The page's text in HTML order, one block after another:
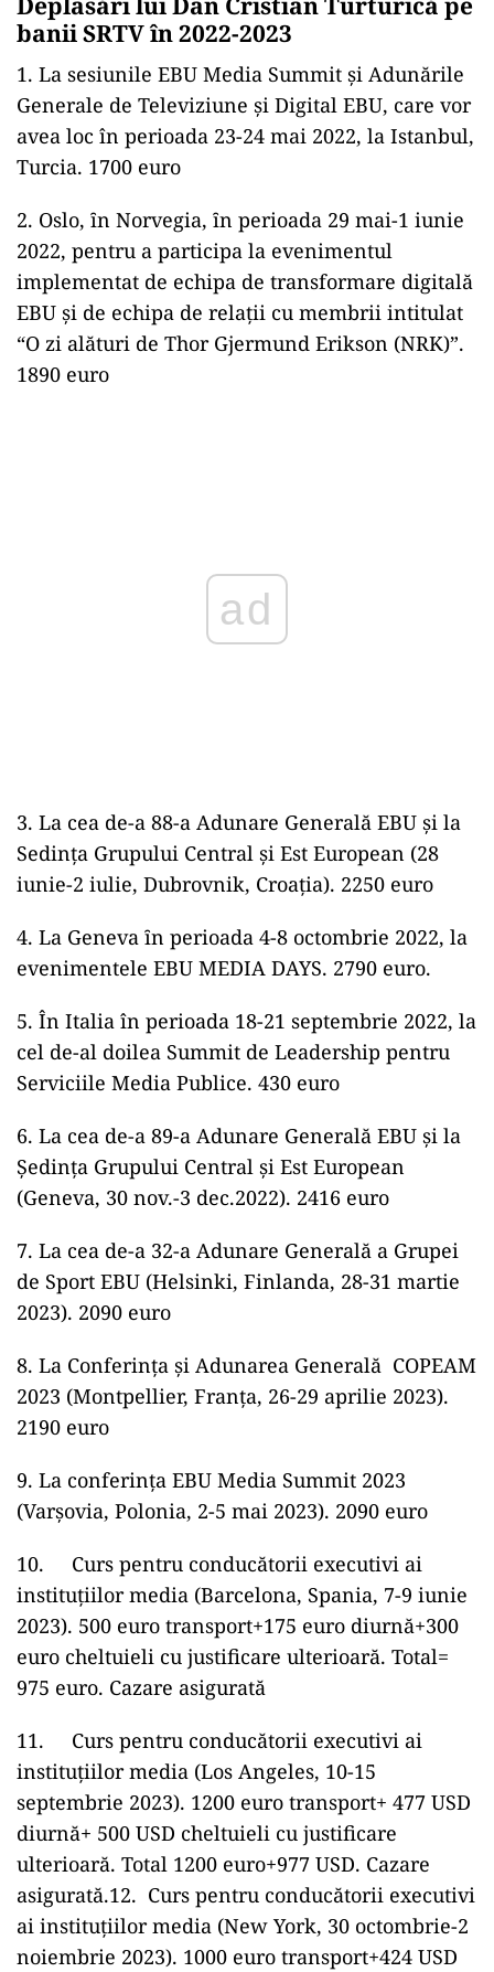
banii SRTV în 2022-2023
1. La sesiunile EBU Media Summit și Adunările
Generale de Televiziune și Digital EBU, care vor
avea loc în perioada 23-24 mai 2022, la Istanbul,
Turcia. 1700 euro
2. Oslo, ȋn Norvegia, ȋn perioada 29 mai-1 iunie
2022, pentru a participa la evenimentul
implementat de echipa de transformare digitală
EBU şi de echipa de relații cu membrii intitulat
“O zi alături de Thor Gjermund Erikson (NRK)”.
1890 euro
ad
3. La cea de-a 88-a Adunare Generală EBU şi la
Sedinţa Grupului Central şi Est European (28
iunie-2 iulie, Dubrovnik, Croaţia). 2250 euro
4. La Geneva ȋn perioada 4-8 octombrie 2022, la
evenimentele EBU MEDIA DAYS. 2790 euro.
5. În Italia în perioada 18-21 septembrie 2022, la
cel de-al doilea Summit de Leadership pentru
Serviciile Media Publice. 430 euro
6. La cea de-a 89-a Adunare Generală EBU şi la
Şedinţa Grupului Central şi Est European
(Geneva, 30 nov.-3 dec.2022). 2416 euro
7. La cea de-a 32-a Adunare Generală a Grupei
de Sport EBU (Helsinki, Finlanda, 28-31 martie
2023). 2090 euro
8. La Conferinţa şi Adunarea Generală COPEAM
2023 (Montpellier, Franţa, 26-29 aprilie 2023).
2190 euro
9. La conferința EBU Media Summit 2023
(Varșovia, Polonia, 2-5 mai 2023). 2090 euro
10. Curs pentru conducătorii executivi ai
instituțiilor media (Barcelona, Spania, 7-9 iunie
2023). 500 euro transport+175 euro diurnă+300
euro cheltuieli cu justificare ulterioară. Total=
975 euro. Cazare asigurată
11. Curs pentru conducătorii executivi ai
instituțiilor media (Los Angeles, 10-15
septembrie 2023). 1200 euro transport+ 477 USD
diurnă+ 500 USD cheltuieli cu justificare
ulterioară. Total 1200 euro+977 USD. Cazare
asigurată.12. Curs pentru conducătorii executivi
ai instituțiilor media (New York, 30 octombrie-2
noiembrie 2023). 1000 euro transport+424 USD